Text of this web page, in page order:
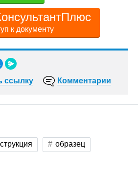
к документу
ссылку Комментарии
образец